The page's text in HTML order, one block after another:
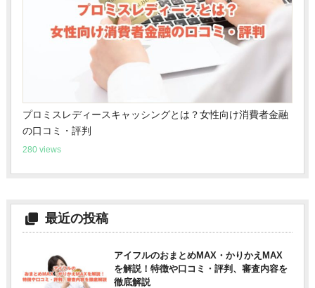
プロミスレディースキャッシングとは？女性向け消費者金融
の口コミ・評判
280 views
最近の投稿
アイフルのおまとめMAX・かりかえMAX
を解説！特徴や口コミ・評判、審査内容を
徹底解説